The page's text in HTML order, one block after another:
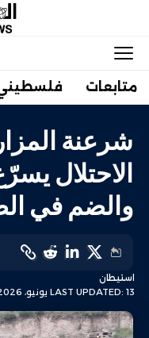
متابعات
شرعنة
الاحتلال
والضم في
LAST UPDATED: 13 يونيو، 2026 2:23 م
استيطان